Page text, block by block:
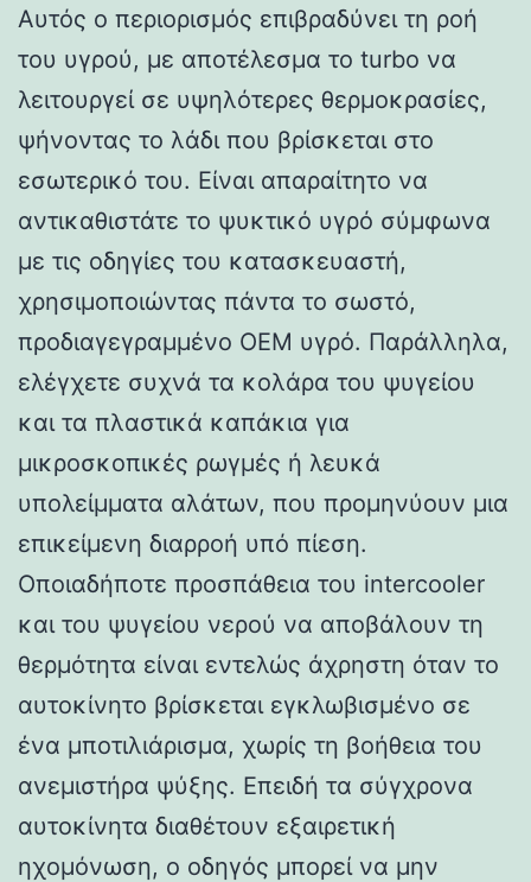
Αυτός ο περιορισμός επιβραδύνει τη ροή
του υγρού, με αποτέλεσμα το turbo να
λειτουργεί σε υψηλότερες θερμοκρασίες,
ψήνοντας το λάδι που βρίσκεται στο
εσωτερικό του. Είναι απαραίτητο να
αντικαθιστάτε το ψυκτικό υγρό σύμφωνα
με τις οδηγίες του κατασκευαστή,
χρησιμοποιώντας πάντα το σωστό,
προδιαγεγραμμένο OEM υγρό. Παράλληλα,
ελέγχετε συχνά τα κολάρα του ψυγείου
και τα πλαστικά καπάκια για
μικροσκοπικές ρωγμές ή λευκά
υπολείμματα αλάτων, που προμηνύουν μια
επικείμενη διαρροή υπό πίεση.
Οποιαδήποτε προσπάθεια του intercooler
και του ψυγείου νερού να αποβάλουν τη
θερμότητα είναι εντελώς άχρηστη όταν το
αυτοκίνητο βρίσκεται εγκλωβισμένο σε
ένα μποτιλιάρισμα, χωρίς τη βοήθεια του
ανεμιστήρα ψύξης. Επειδή τα σύγχρονα
αυτοκίνητα διαθέτουν εξαιρετική
ηχομόνωση, ο οδηγός μπορεί να μην